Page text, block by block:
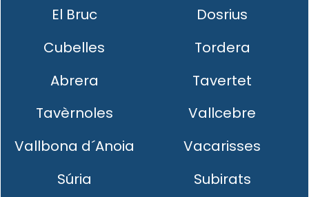
El Bruc
Dosrius
Cubelles
Tordera
Abrera
Tavertet
Tavèrnoles
Vallcebre
Vallbona d´Anoia
Vacarisses
Súria
Subirats